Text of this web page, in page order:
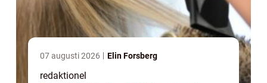
07 augusti 2026 Elin Forsberg
redaktionel